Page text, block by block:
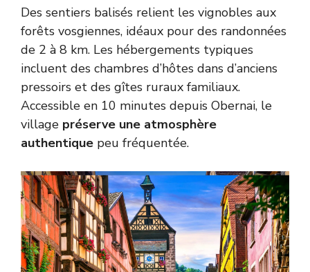
Des sentiers balisés relient les vignobles aux
forêts vosgiennes, idéaux pour des randonnées
de 2 à 8 km. Les hébergements typiques
incluent des chambres d’hôtes dans d’anciens
pressoirs et des gîtes ruraux familiaux.
Accessible en 10 minutes depuis Obernai, le
village préserve une atmosphère
authentique peu fréquentée.